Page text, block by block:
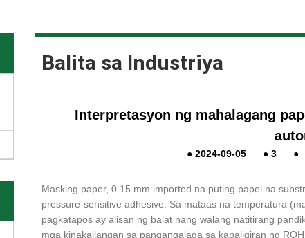
Balita sa Industriya
Interpretasyon ng mahalagang
●2024-09-05 ●3 ●
Masking paper, 0.15 mm imported na puting papel na
pressure-sensitive adhesive. Sa mataas na temperatura
pagkatapos ay alisan ng balat nang walang natitirang
mga kinakailangan sa pangangalaga sa kapaligiran ng